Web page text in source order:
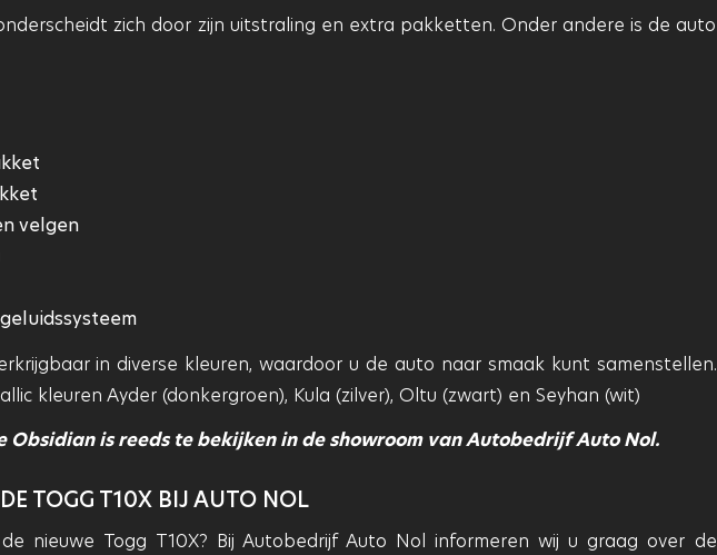
zich door zijn uitstraling en extra pakketten. Onder andere is de auto
velgen
in diverse kleuren, waardoor u de auto naar smaak kunt samenstellen.
kleuren Ayder (donkergroen), Kula (zilver), Oltu (zwart) en Seyhan (wit)
Obsidian is reeds te bekijken in de showroom van Autobedrijf Auto Nol.
TOGG T10X BIJ AUTO NOL
nieuwe Togg T10X? Bij Autobedrijf Auto Nol informeren wij u graag over de